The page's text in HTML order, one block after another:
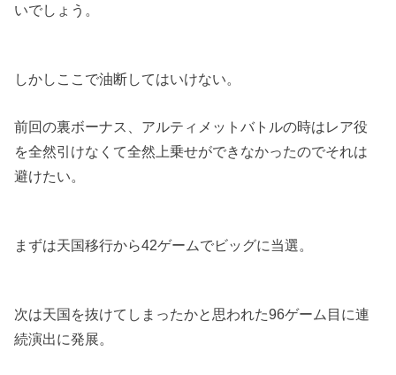
いでしょう。
しかしここで油断してはいけない。
前回の裏ボーナス、アルティメットバトルの時はレア役
を全然引けなくて全然上乗せができなかったのでそれは
避けたい。
まずは天国移行から42ゲームでビッグに当選。
次は天国を抜けてしまったかと思われた96ゲーム目に連
続演出に発展。